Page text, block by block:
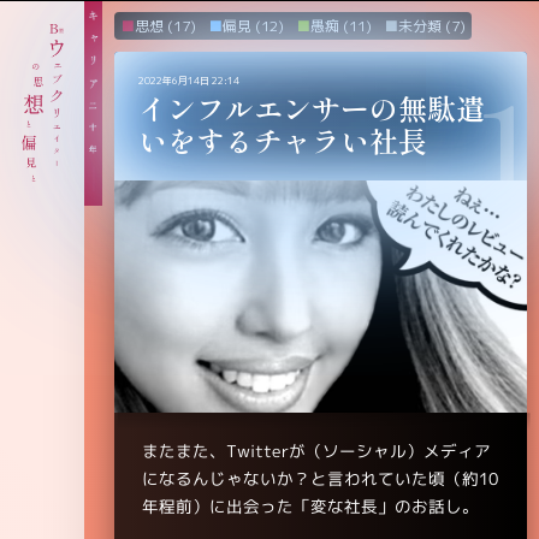
思想 (17) 偏見 (12) 愚痴 (11) 未分類 (7)
2022年6月14日 22:14
インフルエンサーの無駄遣
いをするチャラい社長
またまた、Twitterが（ソーシャル）メディア
になるんじゃないか？と言われていた頃（約10
年程前）に出会った「変な社長」のお話し。